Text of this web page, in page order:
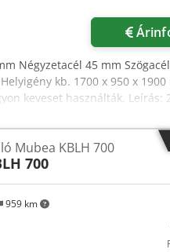
Négyzetacél 45 mm
kb. 1700 x 950 x 1900
keveset használták. Leírás:
t Kinyúlás 305 mm Dcedpey
(max.) Ø 26 x
x 20 mm Szögacél 45° (1
Kör 45 mm Négyzet 45 mm
5,5 kW Hálózati feszültség
959 km
Mubea KBLH 700
700